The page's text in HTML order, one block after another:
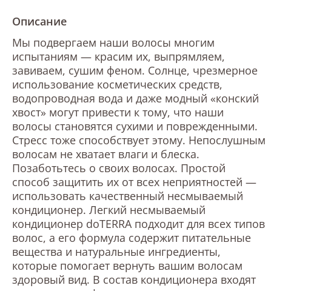
Описание
Мы подвергаем наши волосы многим
испытаниям — красим их, выпрямляем,
завиваем, сушим феном. Солнце, чрезмерное
использование косметических средств,
водопроводная вода и даже модный «конский
хвост» могут привести к тому, что наши
волосы становятся сухими и поврежденными.
Стресс тоже способствует этому. Непослушным
волосам не хватает влаги и блеска.
Позаботьтесь о своих волосах. Простой
способ защитить их от всех неприятностей —
использовать качественный несмываемый
кондиционер. Легкий несмываемый
кондиционер doTERRA подходит для всех типов
волос, а его формула содержит питательные
вещества и натуральные ингредиенты,
которые помогает вернуть вашим волосам
здоровый вид. В состав кондиционера входят